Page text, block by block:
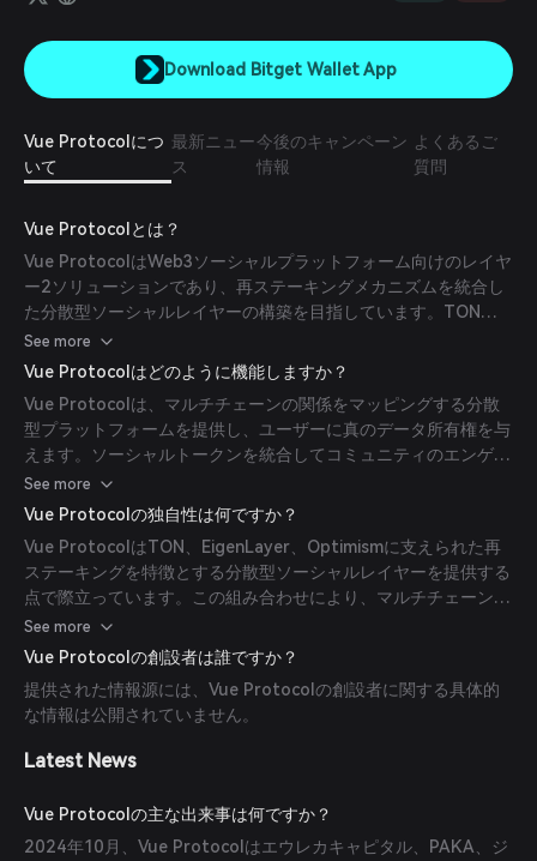
Download Bitget Wallet App
Vue Protocolにつ
いて
最新ニュー
ス
今後のキャンペーン
情報
よくあるご
質問
Vue Protocolとは？
Vue ProtocolはWeb3ソーシャルプラットフォーム向けのレイヤ
ー2ソリューションであり、再ステーキングメカニズムを統合し
た分散型ソーシャルレイヤーの構築を目指しています。TON、
EigenLayer、Optimismなどの技術を活用し、スケーラビリティ
とセキュリティを強化し、Web3エコシステム内でより安全かつ
効率的なユーザー体験を提供します。
See more
Vue Protocolはどのように機能しますか？
Vue Protocolは、マルチチェーンの関係をマッピングする分散
型プラットフォームを提供し、ユーザーに真のデータ所有権を与
えます。ソーシャルトークンを統合してコミュニティのエンゲー
ジメントと協力の定義を再構築し、ネットワークのセキュリティ
とスケーラビリティを向上させるために再ステーキングメカニズ
See more
Vue Protocolの独自性は何ですか？
Vue ProtocolはTON、EigenLayer、Optimismに支えられた再
ステーキングを特徴とする分散型ソーシャルレイヤーを提供する
点で際立っています。この組み合わせにより、マルチチェーン関
係のシームレスなマッピング、ユーザーの真のデータ所有権、そ
してコミュニティエンゲージメントを再定義するソーシャルトー
クンの統合が可能となっています。
See more
Vue Protocolの創設者は誰ですか？
提供された情報源には、Vue Protocolの創設者に関する具体的
な情報は公開されていません。
Latest News
Vue Protocolの主な出来事は何ですか？
2024年10月、Vue Protocolはエウレカキャピタル、PAKA、ジ